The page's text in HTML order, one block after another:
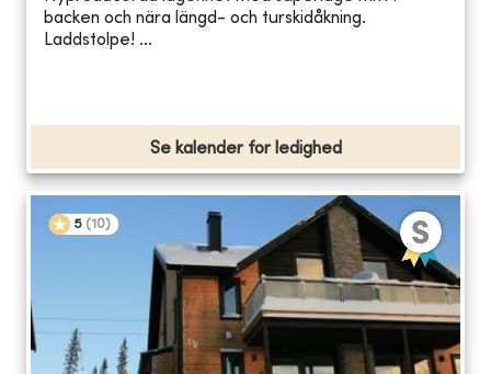
backen och nära längd- och turskidåkning.
Laddstolpe! ...
Se kalender for ledighed
5 (10)